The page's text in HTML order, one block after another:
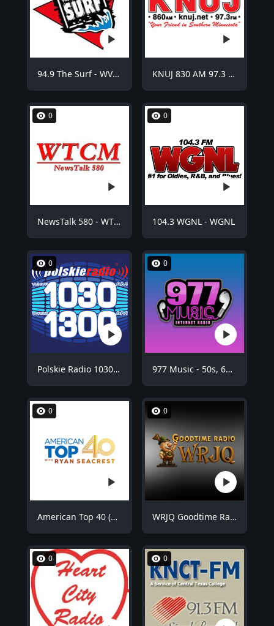
94.9 The Surf - WVCO KNUJ 830 AM 97.3 FM - KNUJ
0
NewsTalk 580 - WTCM
0
104.3 WGNL - WGNL
0
Polskie Radio 1030 Chicago - WNVR
0
977 Music - 50s, 60s Hits
0
American Top 40 (AT40)
0
WRJQ Goodtime Radio
0 0